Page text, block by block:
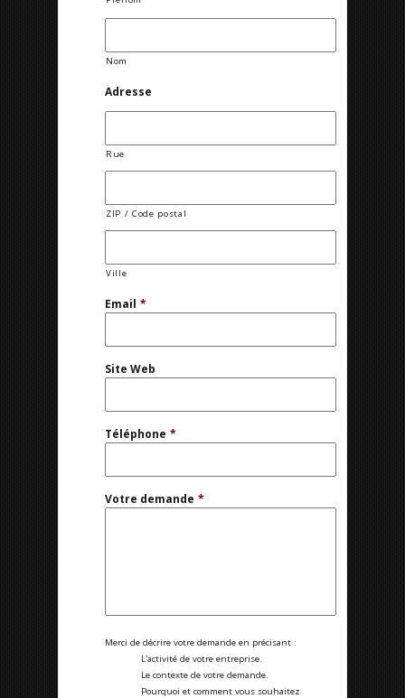
Nom
Adresse
Rue
ZIP / Code postal
Ville
Email *
Site Web
Téléphone *
Votre demande *
Merci de décrire votre demande en précisant :
L'activité de votre entreprise.
Le contexte de votre demande.
Pourquoi et comment vous souhaitez